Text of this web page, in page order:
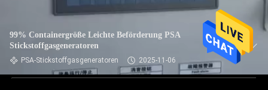
99% Containergröße Leichte Beförderung PSA
Stickstoffgasgeneratoren
PSA-Stickstoffgasgeneratoren 2025-11-06